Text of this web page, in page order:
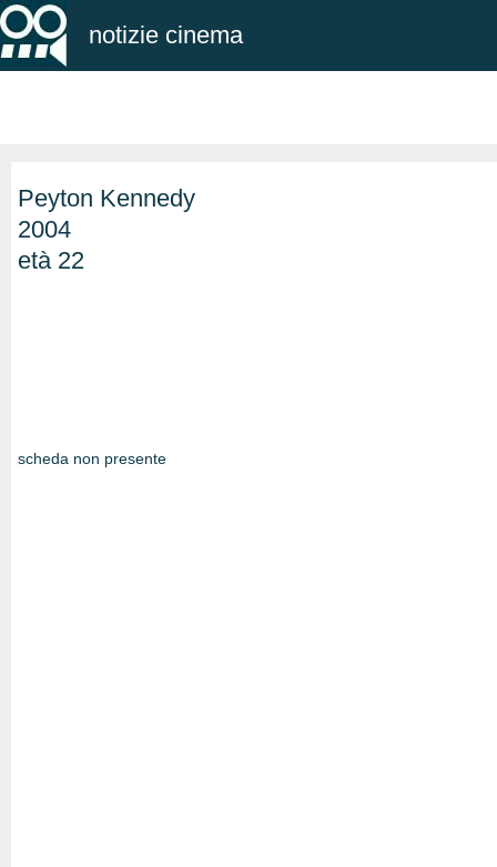
notizie cinema
Peyton Kennedy
2004
età 22
scheda non presente